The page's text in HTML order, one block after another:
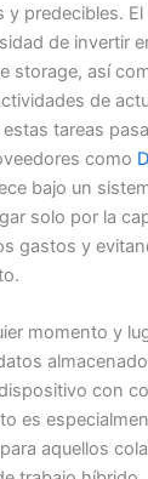
El
de invertir
storage, así
de
tareas
como
bajo un
solo por la
gastos y
momento y
con
es
aquellos